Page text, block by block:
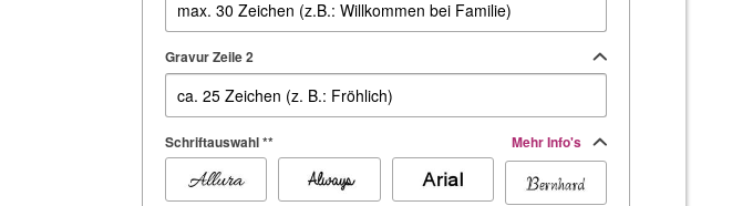
Gravur Zeile 2
Schriftauswahl ** Mehr Info's